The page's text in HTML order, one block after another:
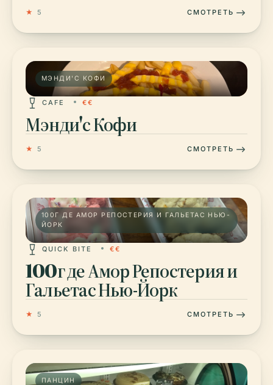
★ 5 СМОТРЕТЬ
МЭНДИ'С КОФИ
CAFE €€
Мэнди'с Кофи
★ 5 СМОТРЕТЬ
100Г ДЕ АМОР РЕПОСТЕРИЯ И ГАЛЬЕТАС НЬЮ-
ЙОРК
QUICK BITE €€
100г де Амор Репостерия и
Гальетас Нью-Йорк
★ 5 СМОТРЕТЬ
ПАНЦИН